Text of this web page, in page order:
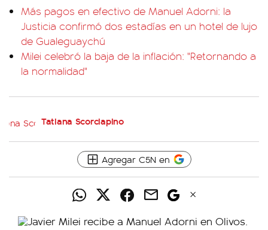
Más pagos en efectivo de Manuel Adorni: la
Justicia confirmó dos estadías en un hotel de lujo
de Gualeguaychú
Milei celebró la baja de la inflación: "Retornando a
la normalidad"
Tatiana Scorciapino
Agregar C5N en